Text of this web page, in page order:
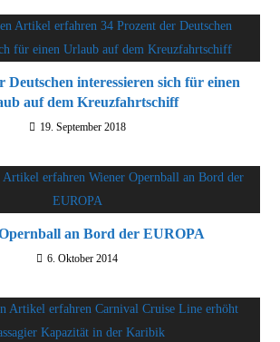
Deutschen interessieren sich für einen
auf dem Kreuzfahrtschiff
19. September 2018
an Bord der EUROPA
6. Oktober 2014